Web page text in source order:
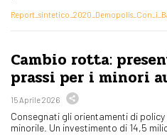
Cambio rotta:
prassi per i minori
15 Aprile 2026
Consegnati gli orientamenti di
minorile. Un investimento di 14,5